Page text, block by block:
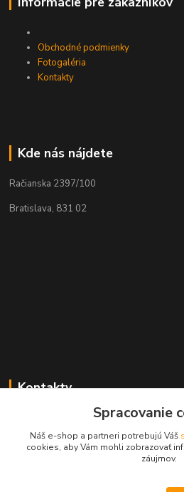
Obchodné podmienky
Fotogaléria
Kontakty
Kde nás nájdete
Račianska 2397/100
Bratislava, 831 02
Kontakty
Zákaznícka podpora MADPARTS
+421 903 566 139
(Po-Pia, 8-17 hod.), (So 8-11 hod.)
Spracovanie
Náš e-shop a partneri potrebujú Váš
cookies, aby Vám mohli zobrazovať
záujmov.